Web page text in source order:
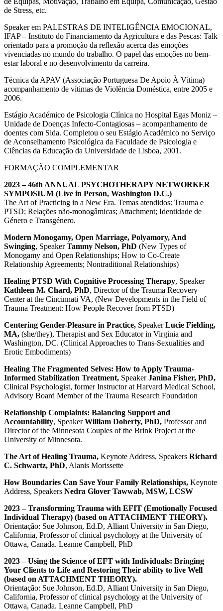
de Stress, etc.
Speaker em PALESTRAS DE INTELIGÊNCIA EMOCIONAL,
IFAP – Instituto do Financiamento da Agricultura e das Pescas: Talk
orientado para a promoção da reflexão acerca das emoções
vivenciadas no mundo do trabalho. O papel das emoções no bem-
estar laboral e no desenvolvimento da carreira.
Técnica da APAV (Associação Portuguesa De Apoio À Vítima)
acompanhamento de vítimas de Violência Doméstica, entre 2005 e
2006.
Estágio Académico de Psicologia Clínica no Hospital Egas Moniz –
Unidade de Doenças Infecto-Contagiosas – acompanhamento de
doentes com Sida. Completou o seu Estágio Académico no Serviço
de Aconselhamento Psicológica da Faculdade de Psicologia e
Ciências da Educação da Universidade de Lisboa, 2001.
FORMAÇÃO COMPLEMENTAR
2023 – 46th ANNUAL PSYCHOTHERAPY NETWORKER
SYMPOSIUM (Live in Person, Washington D.C.)
The Art of Practicing in a New Era. Temas atendidos: Trauma e
PTSD; Relações não-monogâmicas; Attachment; Identidade de
Género e Transgénero.
Modern Monogamy, Open Marriage, Polyamory, And
Swinging, SpeakerTammy Nelson, PhD (New Types of
Monogamy and Open Relationships; How to Co-Create
Relationship Agreements; Nontraditional Relationships)
Healing PTSD With Cognitive Processing Therapy, Speaker
Kathleen M. Chard, PhD, Director of the Trauma Recovery
Center at the Cincinnati VA, (New Developments in the Field of
Trauma Treatment: How People Recover from PTSD)
Centering Gender-Pleasure in Practice, SpeakerLucie Fielding,
MA, (she/they), Therapist and Sex Educator in Virginia and
Washington, DC. (Clinical Approaches to Trans-Sexualities and
Erotic Embodiments)
Healing The Fragmented Selves: How to Apply Trauma-
Informed Stabilization Treatment, SpeakerJanina Fisher, PhD,
Clinical Psychologist, former Instructor at Harvard Medical School,
Advisory Board Member of the Trauma Research Foundation
Relationship Complaints: Balancing Support and
Accountability, SpeakerWilliam Doherty, PhD, Professor and
Director of the Minnesota Couples of the Brink Project at the
University of Minnesota.
The Art of Healing Trauma, Keynote Address, Speakers Richard
C. Schwartz, PhD, Alanis Morissette
How Boundaries Can Save Your Family Relationships, Keynote
Address, Speakers Nedra Glover Tawwab, MSW, LCSW
2023 – Transforming Trauma with EFIT (Emotionally Focused
Individual Therapy) (based on ATTACHMENT THEORY).
Orientação: Sue Johnson, Ed.D, Alliant University in San Diego,
California, Professor of clinical psychology at the University of
Ottawa, Canada. Leanne Campbell, PhD
2023 – Using the Science of EFT with Individuals: Bringing
Your Clients to Life and Restoring Their ability to live Well
(based on ATTACHMENT THEORY).
Orientação: Sue Johnson, Ed.D, Alliant University in San Diego,
California, Professor of clinical psychology at the University of
Ottawa, Canada. Leanne Campbell, PhD